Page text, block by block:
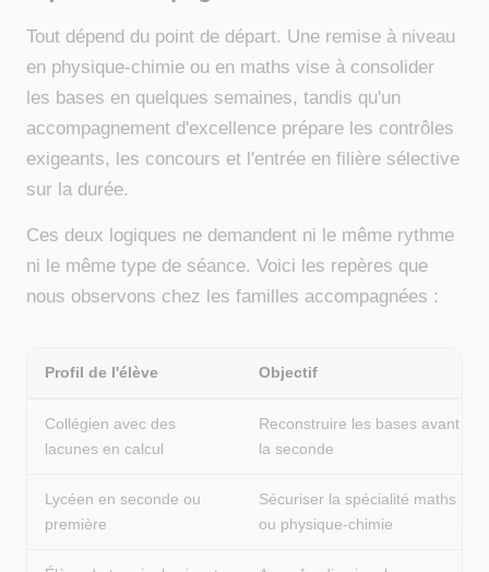
Tout dépend du point de départ. Une remise à niveau
en physique-chimie ou en maths vise à consolider
les bases en quelques semaines, tandis qu'un
accompagnement d'excellence prépare les contrôles
exigeants, les concours et l'entrée en filière sélective
sur la durée.
Ces deux logiques ne demandent ni le même rythme
ni le même type de séance. Voici les repères que
nous observons chez les familles accompagnées :
Profil de l'élève Objectif
Collégien avec des
lacunes en calcul
Reconstruire les bases avant
la seconde
Lycéen en seconde ou
première
Sécuriser la spécialité maths
ou physique-chimie